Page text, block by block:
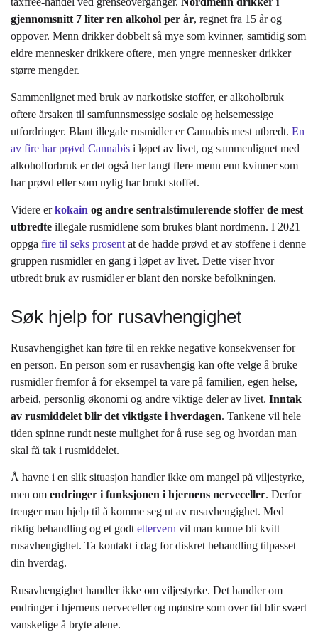
gjennomsnitt 7 liter ren alkohol per år, regnet fra 15 år og
oppover. Menn drikker dobbelt så mye som kvinner, samtidig som
eldre mennesker drikkere oftere, men yngre mennesker drikker
større mengder.
Sammenlignet med bruk av narkotiske stoffer, er alkoholbruk
oftere årsaken til samfunnsmessige sosiale og helsemessige
utfordringer. Blant illegale rusmidler er Cannabis mest utbredt. En
av fire har prøvd Cannabis i løpet av livet, og sammenlignet med
alkoholforbruk er det også her langt flere menn enn kvinner som
har prøvd eller som nylig har brukt stoffet.
Videre erkokain og andre sentralstimulerende stoffer de mest
utbredte illegale rusmidlene som brukes blant nordmenn. I 2021
oppga fire til seks prosent at de hadde prøvd et av stoffene i denne
gruppen rusmidler en gang i løpet av livet. Dette viser hvor
utbredt bruk av rusmidler er blant den norske befolkningen.
Søk hjelp for rusavhengighet
Rusavhengighet kan føre til en rekke negative konsekvenser for
en person. En person som er rusavhengig kan ofte velge å bruke
rusmidler fremfor å for eksempel ta vare på familien, egen helse,
arbeid, personlig økonomi og andre viktige deler av livet. Inntak
av rusmiddelet blir det viktigste i hverdagen. Tankene vil hele
tiden spinne rundt neste mulighet for å ruse seg og hvordan man
skal få tak i rusmiddelet.
Å havne i en slik situasjon handler ikke om mangel på viljestyrke,
men om endringer i funksjonen i hjernens nerveceller. Derfor
trenger man hjelp til å komme seg ut av rusavhengighet. Med
riktig behandling og et godt ettervern vil man kunne bli kvitt
rusavhengighet. Ta kontakt i dag for diskret behandling tilpasset
din hverdag.
Rusavhengighet handler ikke om viljestyrke. Det handler om
endringer i hjernens nerveceller og mønstre som over tid blir svært
vanskelige å bryte alene.